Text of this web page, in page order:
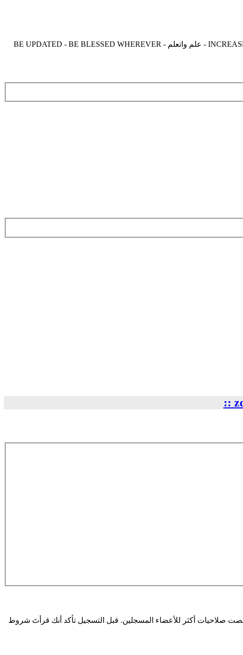
موقع زدنى علما zdny3lma - عالم بلا حدود من العلم و التعلم و المعرفة - INCREASE ME IN KNOWLEDGE - BE BENEFIT - BE USEFUL - علم واتعلم - BE UPDATED - BE BLESSED WHEREVER
صلاحيات أكثر للأعضاء المسجلين. قبل التسجيل تأكد أنك قرأتَ شروط